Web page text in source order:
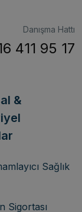
Danışma Hattı
411 95 17
&
Sağlık
Sigortası